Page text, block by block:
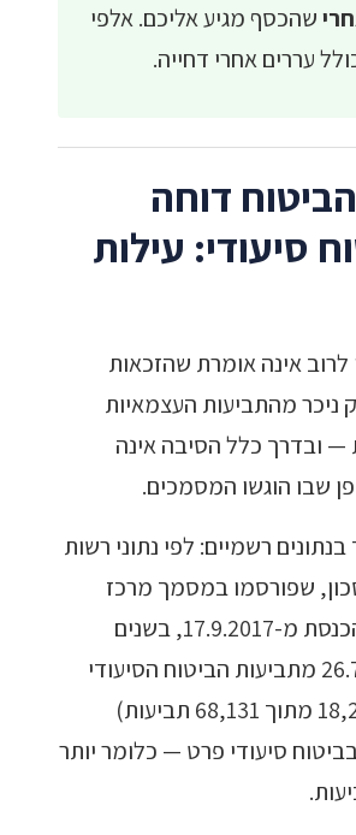
שהכסף מגיע אליכם. אלפי
עררים אחרי דחייה.
דוחה
סיעודי: עילות
לרוב אינה אומרת שהזכאות
מהתביעות העצמאיות
— ובדרך כלל הסיבה אינה
שבו הוגשו המסמכים.
רשמיים: לפי נתוני רשות
שפורסמו במסמך מרכז
המחקר והמידע של הכנסת מ-17.9.2017, בשנים
2012–2015 נדחו 26.7% מתביעות הביטוח הסיעודי
הקבוצתי שנסגרו (18,211 מתוך 68,131 תביעות)
בביטוח סיעודי פרט — כלומר יותר